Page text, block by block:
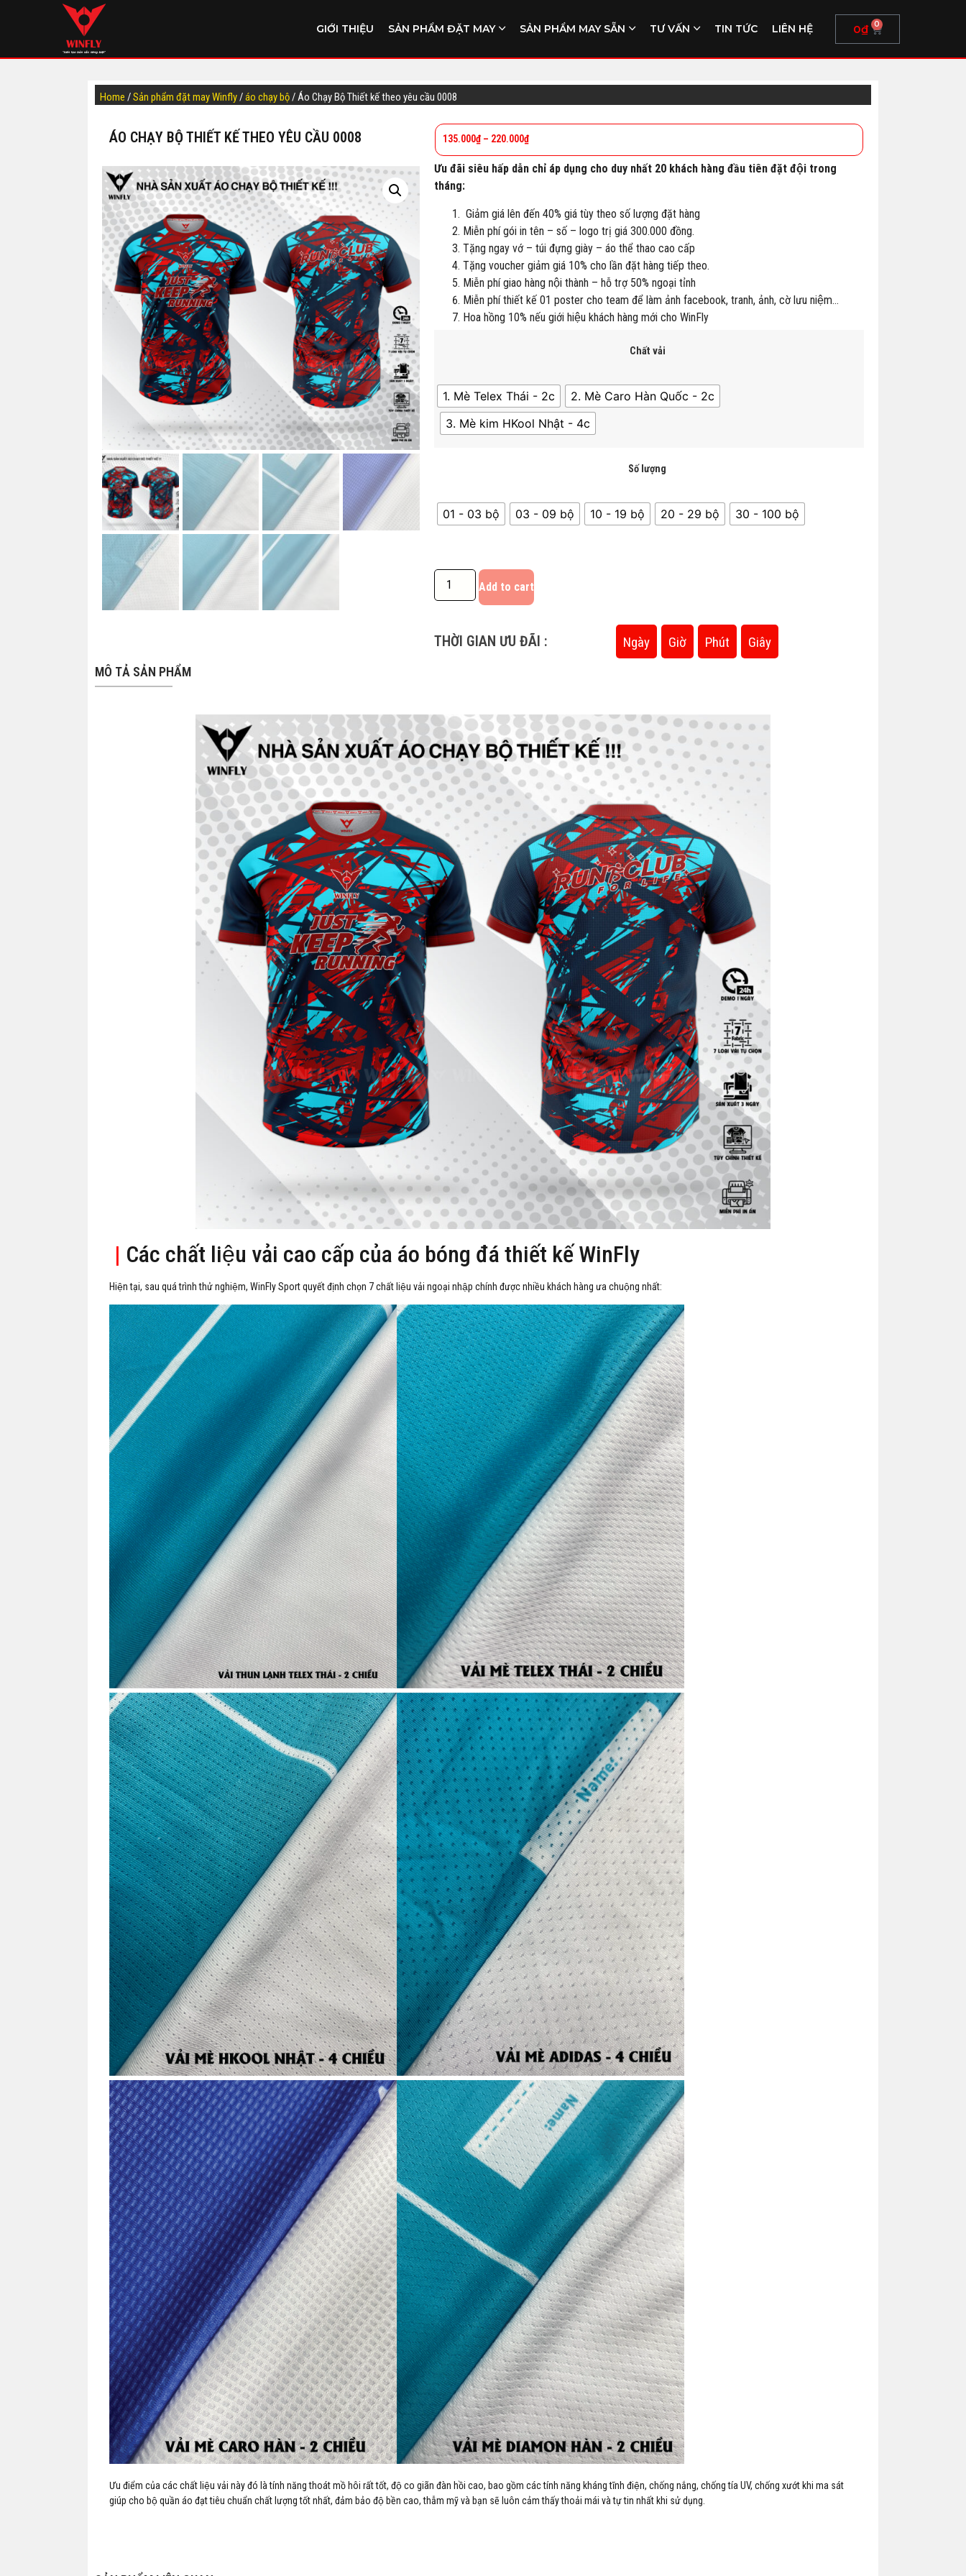
GIỚI THIỆU SẢN PHẨM ĐẶT MAY SẢN PHẨM MAY SẴN TƯ VẤN TIN TỨC LIÊN HỆ 0₫ 0
Home /Sản phẩm đặt may Winfly/áo chạy bộ/ Áo Chạy Bộ Thiết kế theo yêu cầu 0008
ÁO CHẠY BỘ THIẾT KẾ THEO YÊU CẦU 0008 135.000₫– 220.000₫
Ưu đãi siêu hấp dẫn chỉ áp dụng cho duy nhất 20 khách hàng đầu tiên đặt đội trong
tháng:
Giảm giá lên đến 40% giá tùy theo số lượng đặt hàng
Miễn phí gói in tên – số – logo trị giá 300.000 đồng.
Tặng ngay vớ – túi đựng giày – áo thể thao cao cấp
Tặng voucher giảm giá 10% cho lần đặt hàng tiếp theo.
Miễn phí giao hàng nội thành – hỗ trợ 50% ngoại tỉnh
Miễn phí thiết kế 01 poster cho team để làm ảnh facebook, tranh, ảnh, cờ lưu niệm…
Hoa hồng 10% nếu giới hiệu khách hàng mới cho WinFly
Chất vải
1. Mè Telex Thái - 2c
2. Mè Caro Hàn Quốc - 2c
3. Mè kim HKool Nhật - 4c
Số lượng
01 - 03 bộ 03 - 09 bộ 10 - 19 bộ 20 - 29 bộ 30 - 100 bộ
Add to cart
THỜI GIAN ƯU ĐÃI : Ngày Giờ Phút Giây
MÔ TẢ SẢN PHẨM
| Các chất liệu vải cao cấp của áo bóng đá thiết kế WinFly
Hiện tại, sau quá trình thử nghiệm, WinFly Sport quyết định chọn 7 chất liệu vải ngoại nhập chính được nhiều khách hàng ưa chuộng nhất:
Ưu điểm của các chất liệu vải này đó là tính năng thoát mồ hôi rất tốt, độ co giãn đàn hồi cao, bao gồm các tính năng kháng tĩnh điện, chống nắng, chống tía UV, chống xướt khi ma sát
giúp cho bộ quần áo đạt tiêu chuẩn chất lượng tốt nhất, đảm bảo độ bền cao, thẫm mỹ và bạn sẽ luôn cảm thấy thoải mái và tự tin nhất khi sử dụng.